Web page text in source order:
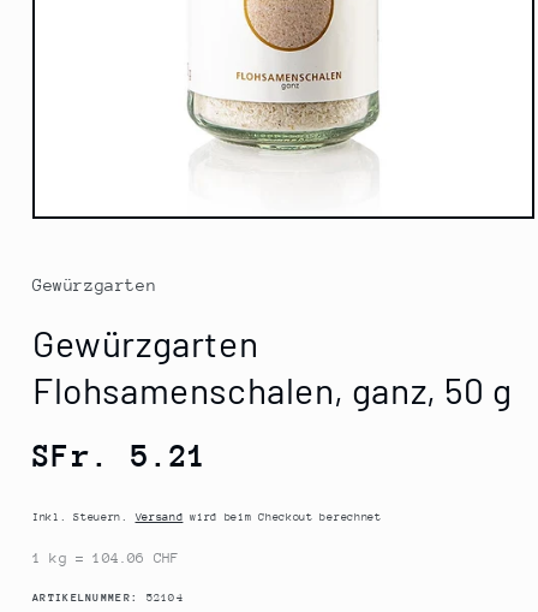
Medien
Modal
öffnen
Gewürzgarten
Gewürzgarten
Flohsamenschalen, ganz, 50 g
Normaler
SFr. 5.21
Inkl. Steuern.Versand wird beim Checkout berechnet
1 kg = 104.06 CHF
ARTIKELNUMMER: SKU:
52104